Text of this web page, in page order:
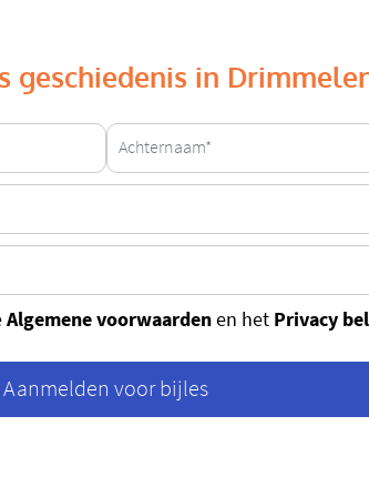
geschiedenis in
Algemene voorwaardenen het Privacy
Aanmelden voor bijles